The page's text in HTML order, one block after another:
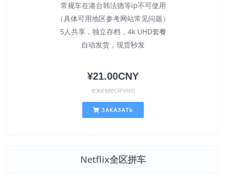
常规车在港台韩法德等ip不可使用
（具体可用地区参考网站常见问题）
5人共享，独立存档，4k UHD套餐
自动发货，现货秒发
¥21.00CNY
ежемесячно
ЗАКАЗАТЬ
Netflix全区拼车